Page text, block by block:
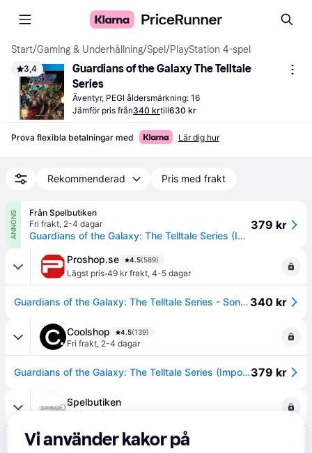
Start/Gaming & Underhållning/Spel /PlayStation 4-spel
3,4
Guardians of the Galaxy The Telltale
Series
Äventyr, PEGI åldersmärkning: 16
Jämför pris från340 krtill630 kr
Prova flexibla betalningar med Lär dig hur
Rekommenderad Pris med frakt
ANNONS
Från Spelbutiken
Fri frakt, 2-4 dagar
Guardians of the Galaxy: The Telltale Series (Import)
379 kr
Proshop.se 4.5(589)
Lägst pris·49 kr frakt, 4-5 dagar
Guardians of the Galaxy: The Telltale Series - Sony PlayStation 4 - Action / äventyr 340 kr
Coolshop 4.5(139)
Fri frakt, 2-4 dagar
Guardians of the Galaxy: The Telltale Series (Import)379 kr
Spelbutiken
Fri frakt 2-4 dagar
Vi använder kakor på